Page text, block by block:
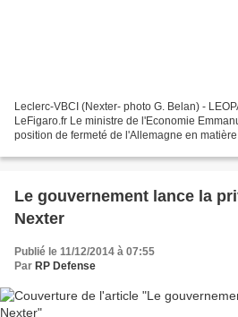
Leclerc-VBCI (Nexter- photo G. Belan) -
LeFigaro.fr Le ministre de l'Economie
position de fermeté de l'Allemagne en
Le gouvernement lance la
Nexter
Publié le 11/12/2014 à 07:55
Par RP Defense